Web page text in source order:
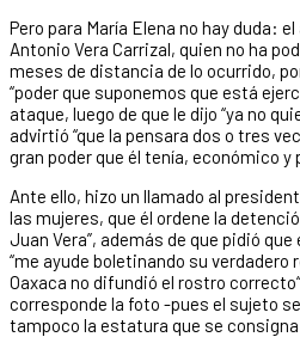
Pero para María Elena no hay duda:
Antonio Vera Carrizal, quien no ha
meses de distancia de lo ocurrido,
“poder que suponemos que está
ataque, luego de que le dijo “ya no
advirtió “que la pensara dos o tres
gran poder que él tenía, económico y
Ante ello, hizo un llamado al
las mujeres, que él ordene la
Juan Vera”, además de que pidió
“me ayude boletinando su verdadero
Oaxaca no difundió el rostro
corresponde la foto -pues el sujeto
tampoco la estatura que se consigna